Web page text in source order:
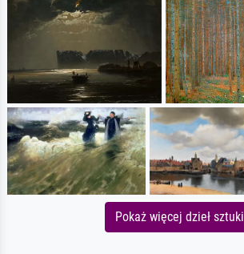
Pokaż więcej dzieł sztuki